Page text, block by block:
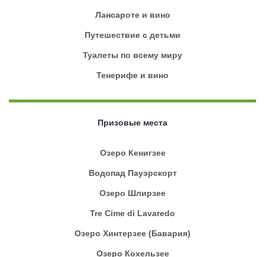
Лансароте и вино
Путешествие с детьми
Туалеты по всему миру
Тенерифе и вино
Призовые места
Озеро Кенигзее
Водопад Пауэрскорт
Озеро Шлирзее
Tre Cime di Lavaredo
Озеро Хинтерзее (Бавария)
Озеро Кохельзее